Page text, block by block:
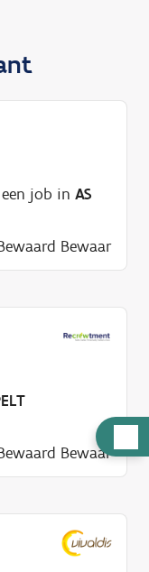
u
job in AS
Bewaar
Bewaar